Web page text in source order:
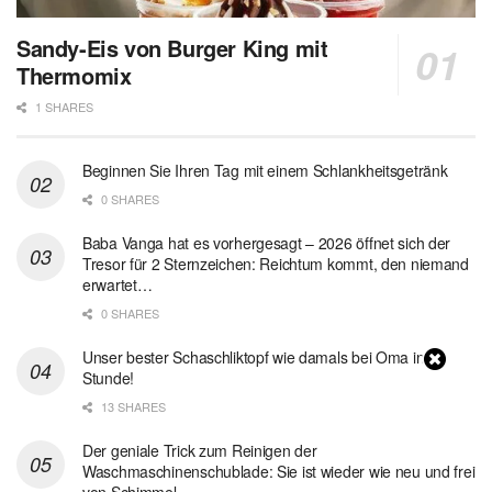
Sandy-Eis von Burger King mit
Thermomix
1 SHARES
Beginnen Sie Ihren Tag mit einem Schlankheitsgetränk
0 SHARES
Baba Vanga hat es vorhergesagt – 2026 öffnet sich der
Tresor für 2 Sternzeichen: Reichtum kommt, den niemand
erwartet…
0 SHARES
Unser bester Schaschliktopf wie damals bei Oma in 1
Stunde!
13 SHARES
Der geniale Trick zum Reinigen der
Waschmaschinenschublade: Sie ist wieder wie neu und frei